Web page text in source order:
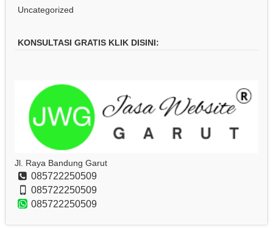
Uncategorized
KONSULTASI GRATIS KLIK DISINI:
Jl. Raya Bandung Garut
085722250509
085722250509
085722250509